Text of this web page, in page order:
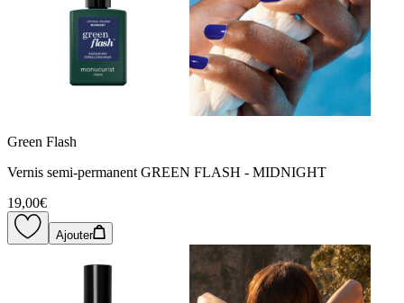
Green Flash
Vernis semi-permanent GREEN FLASH - MIDNIGHT
19,00€
Ajouter